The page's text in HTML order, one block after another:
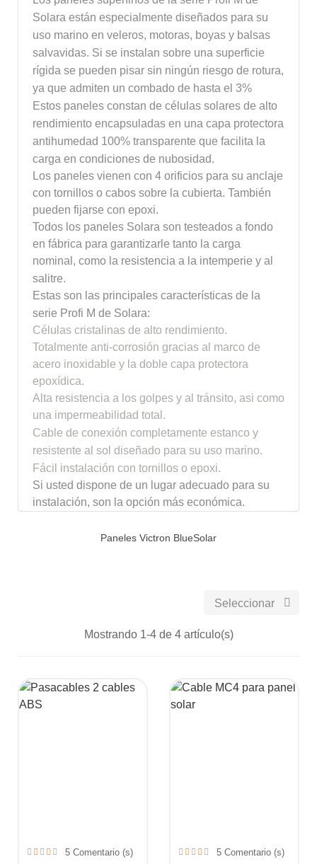
Solara están especialmente diseñados para su
uso marino en veleros, motoras, boyas y balsas
salvavidas. Si se instalan sobre una superficie
rígida se pueden pisar sin ningún riesgo de rotura,
ya que admiten un combado de hasta el 3%
Estos paneles constan de células solares de alto
rendimiento encapsuladas en una capa protectora
antihumedad 100% transparente que facilita la
carga en condiciones de nubosidad.
Los paneles vienen con 4 orificios para su anclaje
con tornillos o cabos sobre la cubierta. También
pueden fijarse con epoxi.
Todos los paneles Solara son testeados a fondo
en fábrica para garantizarle tanto la carga
nominal, como la resistencia a la intemperie y al
salitre.
Estas son las principales características de la
serie Profi M de Solara:
Células cristalinas de alto rendimiento.
Totalmente anti-corrosión gracias al marco de
acero inoxidable y la doble capa protectora
epoxídica.
Alta resistencia a los golpes y al tránsito, asi como
una impermeabilidad total.
Cable de conexión completamente estanco y
resistente al sol diseñado para su uso marino.
Fácil instalación con tornillos o epoxi.
Si usted dispone de un lugar adecuado para su
instalación, son la opción más económica.
Paneles Victron BlueSolar
Seleccionar 
Mostrando 1-4 de 4 artículo(s)
5 Comentario (s) 5 Comentario (s)